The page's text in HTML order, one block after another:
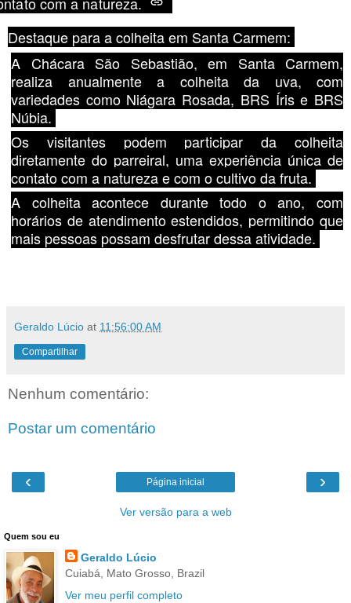
Destaque para a colheita em Santa Carmem:
A Chácara São Sebastião, em Santa Carmem,
realiza anualmente a colheita da uva, com
variedades como Niágara Rosada, BRS Íris e BRS
Núbia.
Os visitantes podem participar da colheita
diretamente do parreiral, uma experiência única de
contato com a natureza e com o cultivo da fruta.
A colheita acontece durante todo o ano, com
horários de atendimento estendidos, permitindo que
mais pessoas possam desfrutar dessa atividade.
Geraldo Lúcio at 11:56:00 AM
Compartilhar
Nenhum comentário:
Postar um comentário
‹ ›
Página inicial
Ver versão para a web
Quem sou eu
Geraldo Lúcio
Cuiabá, Mato Grosso, Brazil
Ver meu perfil completo